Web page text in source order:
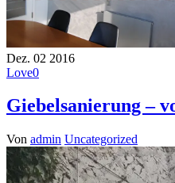
Dez. 02 2016
Love0
Giebelsanierung –
Von admin Uncategorized